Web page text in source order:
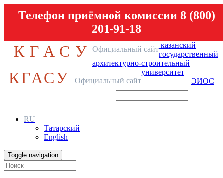
Телефон приёмной комиссии 8 (800)
201-91-18
КГАСУ Официальный сайт казанский
государственный
архитектурно-строительный
университет
КГАСУ Официальный сайт ЭИОС
RU
Татарский
English
Toggle navigation